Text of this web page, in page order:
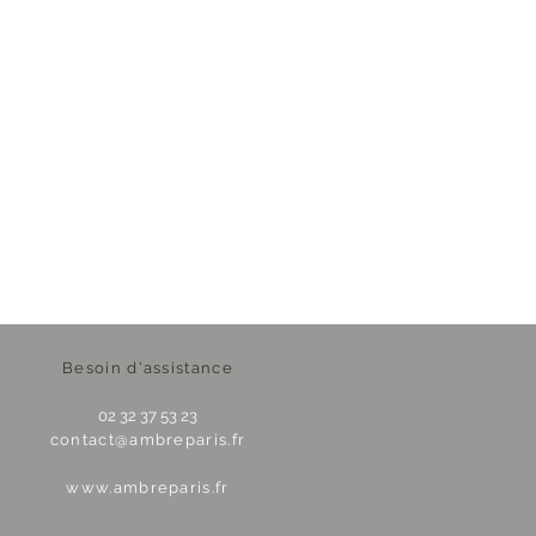
Besoin d'assistance
02 32 37 53 23
contact@ambreparis.fr
www.ambreparis.fr